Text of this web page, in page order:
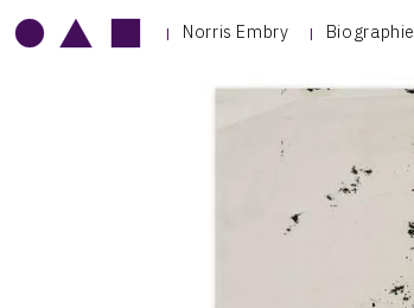
Norris Embry Biographie